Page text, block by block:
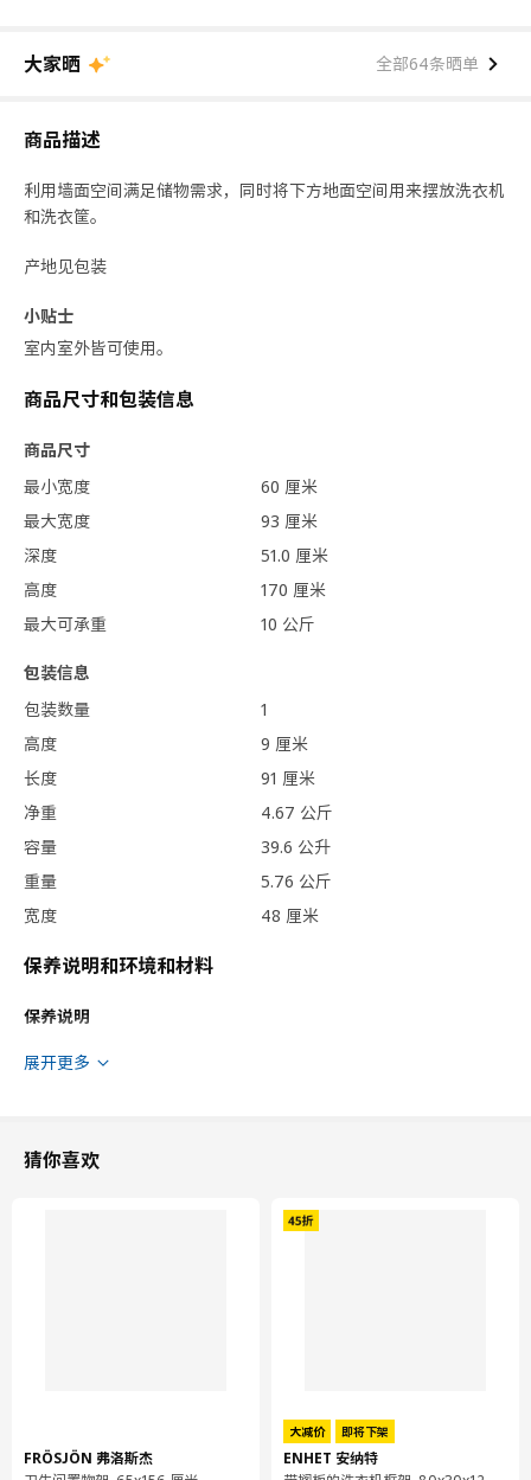
大家晒 全部64条晒单
商品描述
利用墙面空间满足储物需求，同时将下方地面空间用来摆放洗衣机
和洗衣筐。
产地见包装
小贴士
室内室外皆可使用。
商品尺寸和包装信息
商品尺寸
最小宽度
60 厘米
最大宽度
93 厘米
深度
51.0 厘米
高度
170 厘米
最大可承重
10 公斤
包装信息
包装数量
1
高度
9 厘米
长度
91 厘米
净重
4.67 公斤
容量
39.6 公升
重量
5.76 公斤
宽度
48 厘米
保养说明和环境和材料
保养说明
用湿布块擦净
金属部件:
钢, 粉末涂层
展开更多
猜你喜欢
FRÖSJÖN 弗洛斯杰
大减价 即将下架
ENHET 安纳特